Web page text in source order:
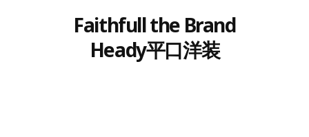
Faithfull the Brand
Heady平口洋装